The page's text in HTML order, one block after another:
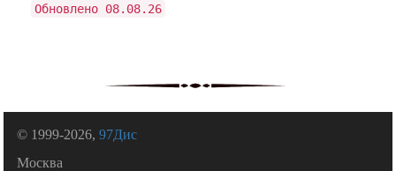
Обновлено 08.08.26
© 1999-2026,97Дис
Москва